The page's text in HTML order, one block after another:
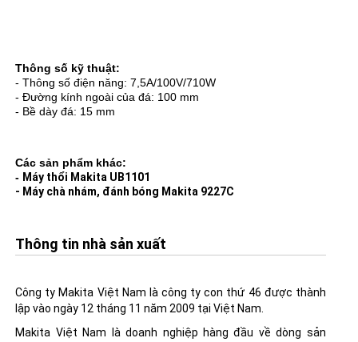
Thông số kỹ thuật:
- Thông số điện năng: 7,5A/100V/710W
- Đường kính ngoài của đá: 100 mm
- Bề dày đá: 15 mm
Các sản phẩm khác:
- Máy thổi Makita UB1101
- Máy chà nhám, đánh bóng Makita 9227C
Thông tin nhà sản xuất
Công ty Makita Việt Nam là công ty con thứ 46 được thành
lập vào ngày 12 tháng 11 năm 2009 tại Việt Nam.
Makita Việt Nam là doanh nghiệp hàng đầu về dòng sản